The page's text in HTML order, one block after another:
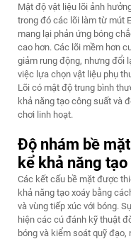
Mật độ vật liệu lõi ảnh
trong đó các lõi làm từ mút
mang lại phản ứng bóng
cao hơn. Các lõi mềm hơn
giảm rung động, nhưng đổi
việc lựa chọn vật liệu phụ
Lõi có mật độ trung bình
khả năng tạo công suất và
chơi linh hoạt.
Độ nhám bề
kể khả năng
Các kết cấu bề mặt được
khả năng tạo xoáy bằng
và vùng tiếp xúc với bóng.
hiện các cú đánh kỹ thuật
bóng và kiểm soát quỹ